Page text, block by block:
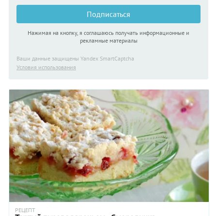
Подписаться
Нажимая на кнопку, я соглашаюсь получать информационные и
рекламные материалы
Ваши данные защищены Yandex SmartCaptcha
Условия использования
РЕЦЕПТ